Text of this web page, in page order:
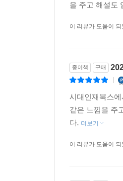
을 주고 해설도
이 리뷰가 도움이
종이책 구매
시대인재북스
같은 느낌을 주
다. 더보기
이 리뷰가 도움이